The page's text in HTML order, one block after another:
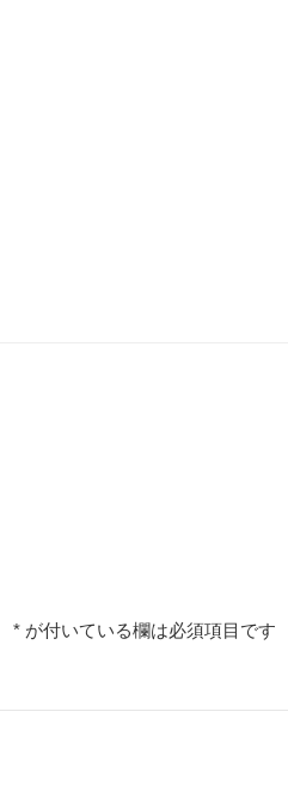
* が付いている欄は必須項目です